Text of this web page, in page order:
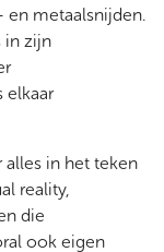
en metaalsnijden.
in zijn
elkaar
in het teken
reality,
die
ook eigen